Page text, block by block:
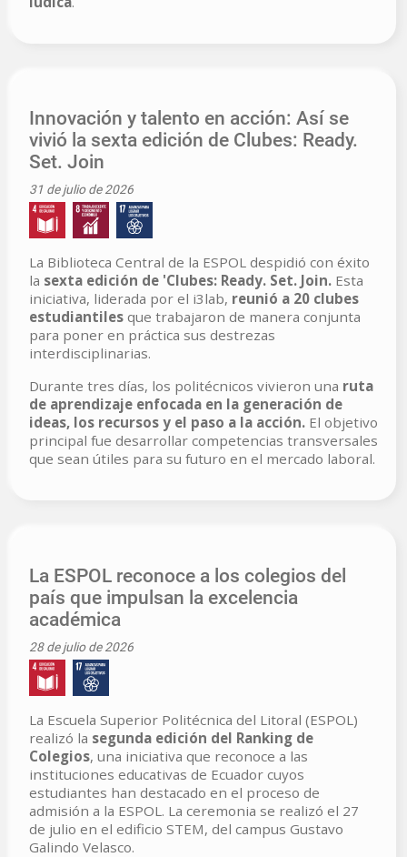
Innovación y talento en acción: Así se
vivió la sexta edición de Clubes: Ready.
Set. Join
31 de julio de 2026
La Biblioteca Central de la ESPOL despidió con éxito
la sexta edición de 'Clubes: Ready. Set. Join. Esta
iniciativa, liderada por el i3lab, reunió a 20 clubes
estudiantiles que trabajaron de manera conjunta
para poner en práctica sus destrezas
interdisciplinarias.
Durante tres días, los politécnicos vivieron una ruta
de aprendizaje enfocada en la generación de
ideas, los recursos y el paso a la acción. El objetivo
principal fue desarrollar competencias transversales
que sean útiles para su futuro en el mercado laboral.
La ESPOL reconoce a los colegios del
país que impulsan la excelencia
académica
28 de julio de 2026
La Escuela Superior Politécnica del Litoral (ESPOL)
realizó la segunda edición del Ranking de
Colegios, una iniciativa que reconoce a las
instituciones educativas de Ecuador cuyos
estudiantes han destacado en el proceso de
admisión a la ESPOL. La ceremonia se realizó el 27
de julio en el edificio STEM, del campus Gustavo
Galindo Velasco.